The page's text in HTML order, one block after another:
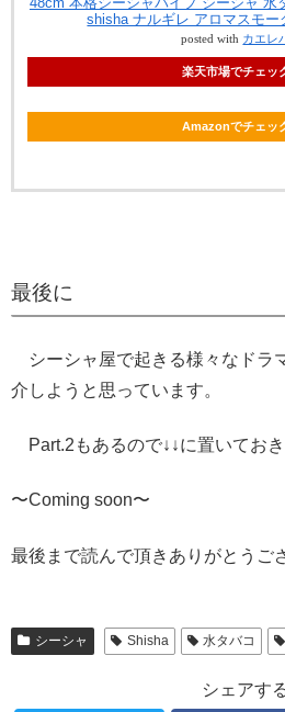
shisha ナルギレ アロマスモー
posted with カエレ
楽天市場でチェッ
Amazonでチェッ
最後に
シーシャ屋で起きる様々なドラ
介しようと思っています。
Part.2もあるので↓↓に置いておき
〜Coming soon〜
最後まで読んで頂きありがとうご
シーシャ Shisha 水タバコ
シェアす